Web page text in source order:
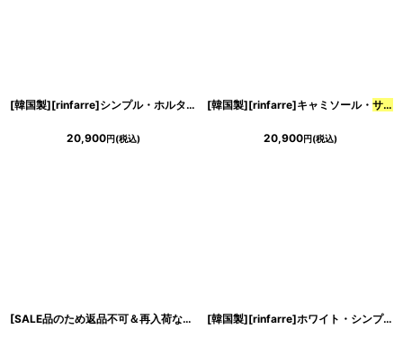
[韓国製][rinfarre]シンプル・ホルターネック・胸元クロス・・シャイニー・ サ
20,900円(税込)
[韓国製][rinfarre]キャミソール・ サテン
20,900円(税込)
[SALE品のため返品不可＆再入荷なしの現品限り][韓国製][rinfarre]半袖・ サテ
[韓国製][rinfarre]ホワイト・シンプル・無地・